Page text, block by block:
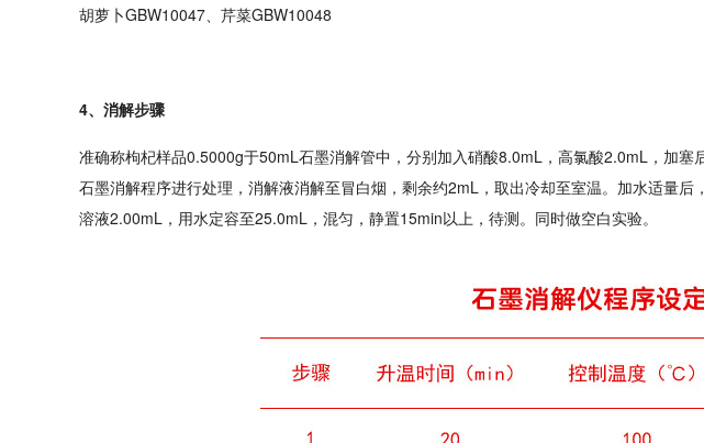
胡萝卜GBW10047、芹菜GBW10048
4、消解步骤
准确称枸杞样品0.5000g于50mL石墨消解管中，分别加入硝酸8.0mL，高氯酸2.0mL，加
石墨消解程序进行处理，消解液消解至冒白烟，剩余约2mL，取出冷却至室温。加水适量
溶液2.00mL，用水定容至25.0mL，混匀，静置15min以上，待测。同时做空白实验。